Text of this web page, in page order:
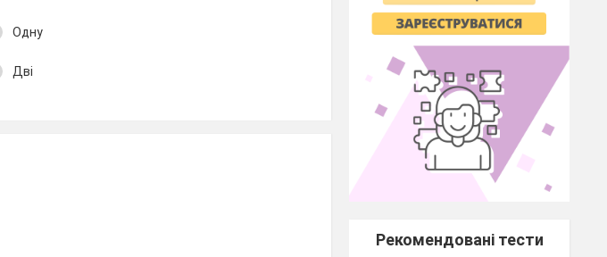
Одну
Дві
Рекомендовані тести